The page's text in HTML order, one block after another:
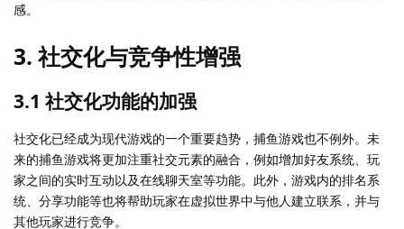
感。
3. 社交化与竞争性增强
3.1 社交化功能的加强
社交化已经成为现代游戏的一个重要趋势，捕鱼游戏也不例外。未
来的捕鱼游戏将更加注重社交元素的融合，例如增加好友系统、玩
家之间的实时互动以及在线聊天室等功能。此外，游戏内的排名系
统、分享功能等也将帮助玩家在虚拟世界中与他人建立联系，并与
其他玩家进行竞争。